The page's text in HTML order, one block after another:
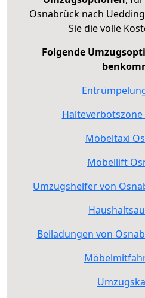
Osnabrück nach
Sie die volle
Folgende
Möbeltaxi
Möbellift
Umzugshelfer von
Beiladungen von